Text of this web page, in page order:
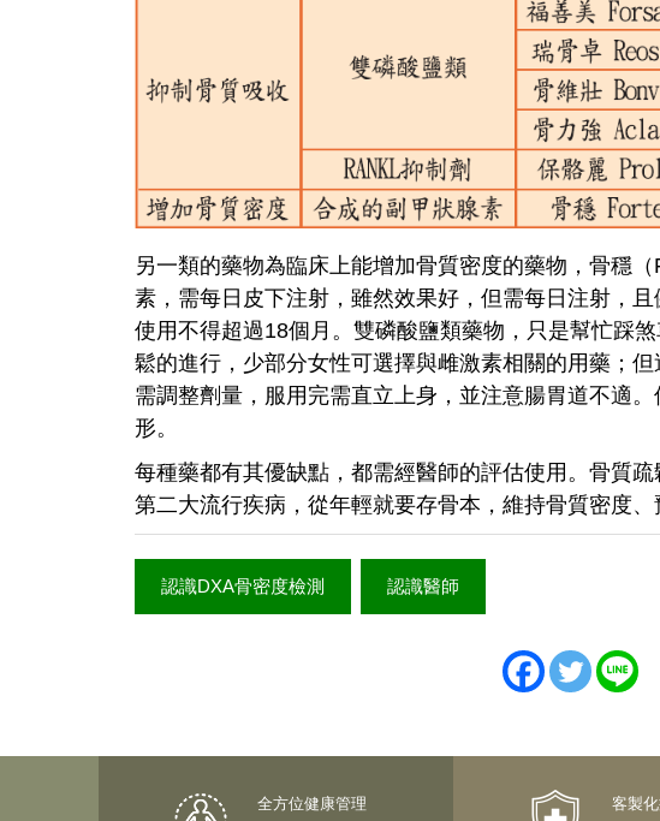
另一類的藥物為臨床上能增加骨質密度的藥物，骨穩
素，需每日皮下注射，雖然效果好，但需每日注射，
使用不得超過18個月。雙磷酸鹽類藥物，只是幫忙踩
鬆的進行，少部分女性可選擇與雌激素相關的用藥；
需調整劑量，服用完需直立上身，並注意腸胃道不適
形。
每種藥都有其優缺點，都需經醫師的評估使用。骨質
第二大流行疾病，從年輕就要存骨本，維持骨質密度、
認識DXA骨密度檢測 認識醫師